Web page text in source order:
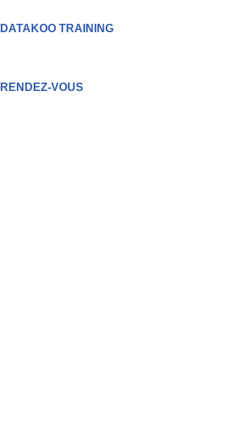
DATAKOO TRAINING
RENDEZ-VOUS